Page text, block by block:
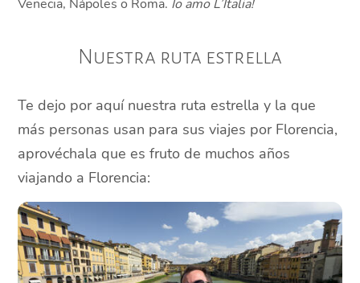
Venecia, Nápoles o Roma. Io amo L’Italia!
Nuestra ruta estrella
Te dejo por aquí nuestra ruta estrella y la que
más personas usan para sus viajes por Florencia,
aprovéchala que es fruto de muchos años
viajando a Florencia: